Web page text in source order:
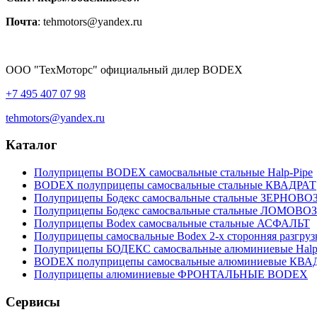
Почта: tehmotors@yandex.ru
ООО "ТехМоторс" официальный дилер BODEX
+7 495 407 07 98
tehmotors@yandex.ru
Каталог
Полуприцепы BODEX самосвальные стальные Нalp-Pipe
BODEX полуприцепы самосвальные стальные КВАДРАТ
Полуприцепы Бодекс самосвальные стальные
Полуприцепы Бодекс самосвальные стальные ЛОМОВОЗ
Полуприцепы Bodex самосвальные стальные АСФАЛЬТ
Полуприцепы самосвальные Bodex 2-х сторонняя
Полуприцепы БОДЕКС самосвальные алюминиевые
BODEX полуприцепы самосвальные алюминиевые
Полуприцепы алюминиевые ФРОНТАЛЬНЫЕ BODEX
Сервисы